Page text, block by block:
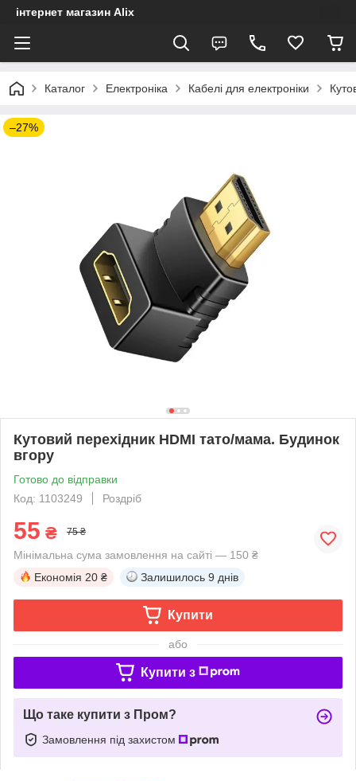
інтернет магазин Alix
Каталог Електроніка Кабелі для електроніки
–27%
Кутовий перехідник HDMI тато/мама. Будинок
вгору
Готово до відправки
Код: 1103249
Роздріб
55 ₴ 75 ₴
Мінімальна сума замовлення на сайті — 150 ₴
Економія 20 ₴ Залишилось 9 днів
Купити
або
Купити з
Що таке купити з Пром?
Замовлення під захистом